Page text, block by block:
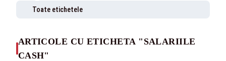
Toate etichetele
ARTICOLE CU ETICHETA "SALARIILE
CASH"